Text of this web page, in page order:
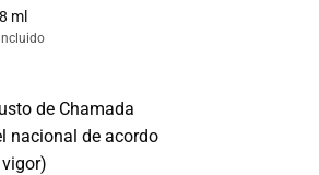
ml
de Chamada
nacional de acordo